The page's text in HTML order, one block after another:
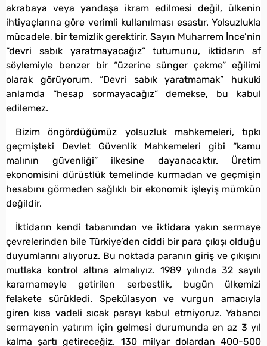
akrabaya veya yandaşa ikram edilmesi değil, ülkenin
ihtiyaçlarına göre verimli kullanılması esastır. Yolsuzlukla
mücadele, bir temizlik gerektirir. Sayın Muharrem İnce’nin
“devri sabık yaratmayacağız” tutumunu, iktidarın af
söylemiyle benzer bir “üzerine sünger çekme” eğilimi
olarak görüyorum. “Devri sabık yaratmamak” hukuki
anlamda “hesap sormayacağız” demekse, bu kabul
edilemez.
Bizim öngördüğümüz yolsuzluk mahkemeleri, tıpkı
geçmişteki Devlet Güvenlik Mahkemeleri gibi “kamu
malının güvenliği” ilkesine dayanacaktır. Üretim
ekonomisini dürüstlük temelinde kurmadan ve geçmişin
hesabını görmeden sağlıklı bir ekonomik işleyiş mümkün
değildir.
İktidarın kendi tabanından ve iktidara yakın sermaye
çevrelerinden bile Türkiye’den ciddi bir para çıkışı olduğu
duyumlarını alıyoruz. Bu noktada paranın giriş ve çıkışını
mutlaka kontrol altına almalıyız. 1989 yılında 32 sayılı
kararnameyle getirilen serbestlik, bugün ülkemizi
felakete sürükledi. Spekülasyon ve vurgun amacıyla
giren kısa vadeli sıcak parayı kabul etmiyoruz. Yabancı
sermayenin yatırım için gelmesi durumunda en az 3 yıl
kalma şartı getireceğiz. 130 milyar dolardan 400-500